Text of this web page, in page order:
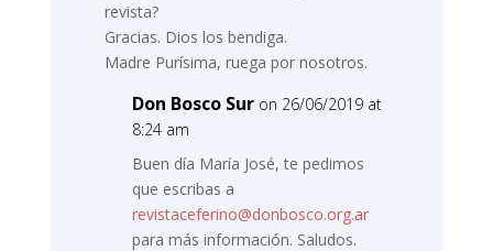
revista?
Gracias. Dios los bendiga.
Madre Purísima, ruega por nosotros.
Don Bosco Sur on 26/06/2019 at
8:24 am
Buen día María José, te pedimos
que escribas a
revistaceferino@donbosco.org.ar
para más información. Saludos.